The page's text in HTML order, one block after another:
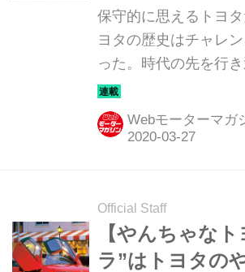
熱血漢（その2）
保守的に思えるトヨ
ヨタの歴史はチャレ
った。時代の先を行
ら、一体どうした？
なるクルマまで、トヨ
を改めて俯瞰してみる
Webモーターマガ
Official Staff
【やんちゃな
ラ”はトヨタの